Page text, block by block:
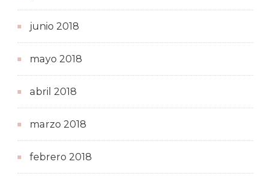
junio 2018
mayo 2018
abril 2018
marzo 2018
febrero 2018